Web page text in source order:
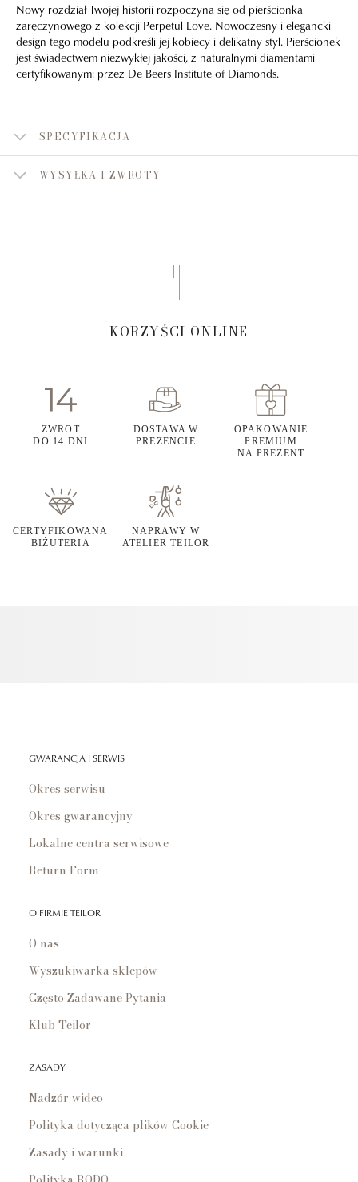
Nowy rozdział Twojej historii rozpoczyna się od pierścionka
zaręczynowego z kolekcji Perpetul Love. Nowoczesny i elegancki
design tego modelu podkreśli jej kobiecy i delikatny styl. Pierścionek
jest świadectwem niezwykłej jakości, z naturalnymi diamentami
certyfikowanymi przez De Beers Institute of Diamonds.
SPECYFIKACJA
WYSYŁKA I ZWROTY
KORZYŚCI ONLINE
ZWROT
DO 14 DNI
DOSTAWA W
PREZENCIE
OPAKOWANIE
PREMIUM
NA PREZENT
CERTYFIKOWANA
BIŻUTERIA
NAPRAWY W
ATELIER TEILOR
GWARANCJA I SERWIS
Okres serwisu
Okres gwarancyjny
Lokalne centra serwisowe
Return Form
O FIRMIE TEILOR
O nas
Wyszukiwarka sklepów
Często Zadawane Pytania
Klub Teilor
ZASADY
Nadzór wideo
Polityka dotycząca plików Cookie
Zasady i warunki